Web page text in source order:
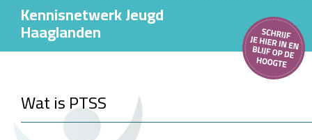
Kennisnetwerk Jeugd
Haaglanden
Wat is PTSS